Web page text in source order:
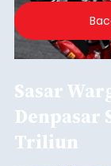
Sasar
Denpasar
Triliun